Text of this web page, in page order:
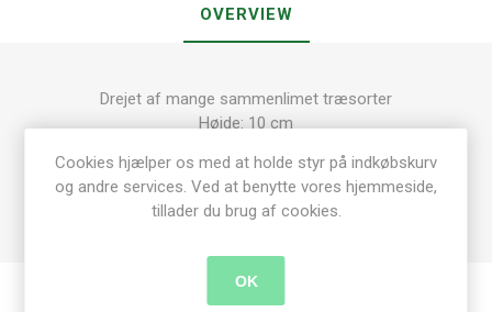
OVERVIEW
Drejet af mange sammenlimet træsorter
Højde: 10 cm
Lækker glat, og med en god stå-flade.
Cookies hjælper os med at holde styr på indkøbskurv
og andre services. Ved at benytte vores hjemmeside,
tillader du brug af cookies.
OK